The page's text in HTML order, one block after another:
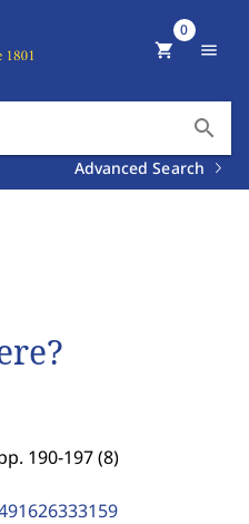
search
Advanced Search
shopping_cart
0
menu
190-197 (8)